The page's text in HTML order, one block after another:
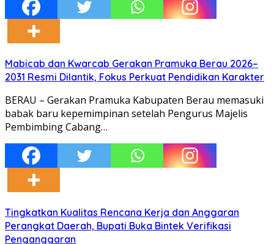
Mabicab dan Kwarcab Gerakan Pramuka Berau 2026–
2031 Resmi Dilantik, Fokus Perkuat Pendidikan Karakter
BERAU – Gerakan Pramuka Kabupaten Berau memasuki
babak baru kepemimpinan setelah Pengurus Majelis
Pembimbing Cabang…
Tingkatkan Kualitas Rencana Kerja dan Anggaran
Perangkat Daerah, Bupati Buka Bintek Verifikasi
Penganggaran